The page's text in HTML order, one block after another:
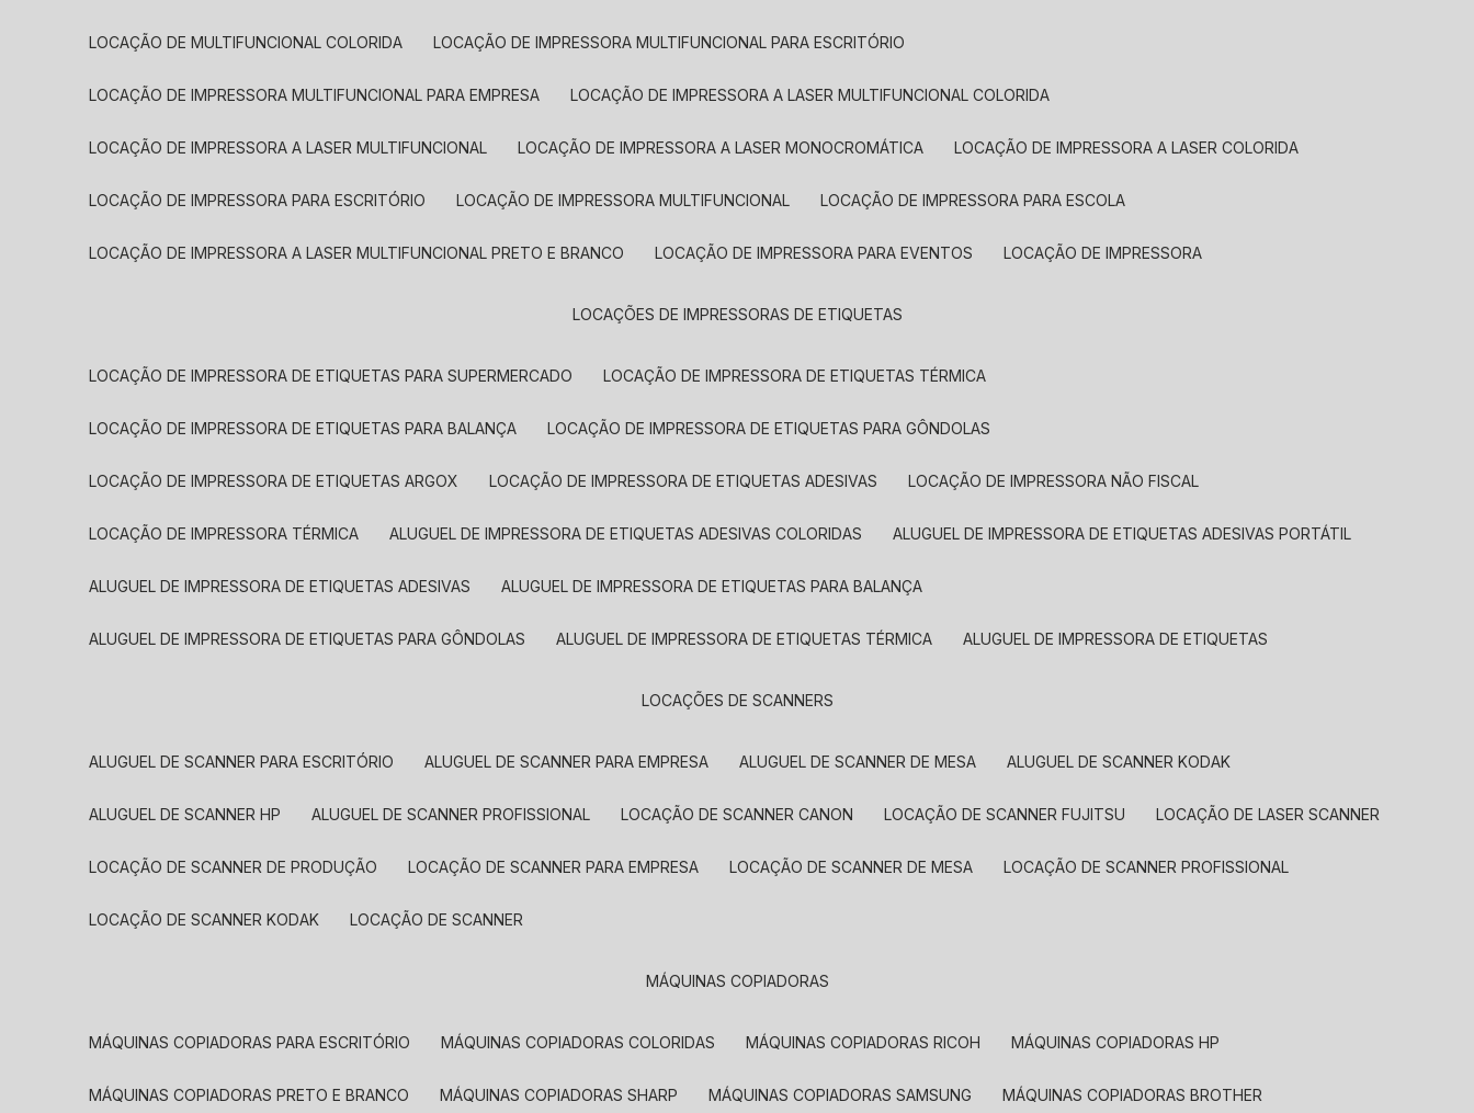
LOCAÇÃO DE MULTIFUNCIONAL COLORIDA LOCAÇÃO DE IMPRESSORA MULTIFUNCIONAL PARA ESCRITÓRIO
LOCAÇÃO DE IMPRESSORA MULTIFUNCIONAL PARA EMPRESA LOCAÇÃO DE IMPRESSORA A LASER MULTIFUNCIONAL COLORIDA
LOCAÇÃO DE IMPRESSORA A LASER MULTIFUNCIONAL LOCAÇÃO DE IMPRESSORA A LASER MONOCROMÁTICA LOCAÇÃO DE IMPRESSORA A LASER COLORIDA
LOCAÇÃO DE IMPRESSORA PARA ESCRITÓRIO LOCAÇÃO DE IMPRESSORA MULTIFUNCIONAL LOCAÇÃO DE IMPRESSORA PARA ESCOLA
LOCAÇÃO DE IMPRESSORA A LASER MULTIFUNCIONAL PRETO E BRANCO LOCAÇÃO DE IMPRESSORA PARA EVENTOS LOCAÇÃO DE IMPRESSORA
LOCAÇÕES DE IMPRESSORAS DE ETIQUETAS
LOCAÇÃO DE IMPRESSORA DE ETIQUETAS PARA SUPERMERCADO LOCAÇÃO DE IMPRESSORA DE ETIQUETAS TÉRMICA
LOCAÇÃO DE IMPRESSORA DE ETIQUETAS PARA BALANÇA LOCAÇÃO DE IMPRESSORA DE ETIQUETAS PARA GÔNDOLAS
LOCAÇÃO DE IMPRESSORA DE ETIQUETAS ARGOX LOCAÇÃO DE IMPRESSORA DE ETIQUETAS ADESIVAS LOCAÇÃO DE IMPRESSORA NÃO FISCAL
LOCAÇÃO DE IMPRESSORA TÉRMICA ALUGUEL DE IMPRESSORA DE ETIQUETAS ADESIVAS COLORIDAS ALUGUEL DE IMPRESSORA DE ETIQUETAS ADESIVAS PORTÁTIL
ALUGUEL DE IMPRESSORA DE ETIQUETAS ADESIVAS ALUGUEL DE IMPRESSORA DE ETIQUETAS PARA BALANÇA
ALUGUEL DE IMPRESSORA DE ETIQUETAS PARA GÔNDOLAS ALUGUEL DE IMPRESSORA DE ETIQUETAS TÉRMICA ALUGUEL DE IMPRESSORA DE ETIQUETAS
LOCAÇÕES DE SCANNERS
ALUGUEL DE SCANNER PARA ESCRITÓRIO ALUGUEL DE SCANNER PARA EMPRESA ALUGUEL DE SCANNER DE MESA ALUGUEL DE SCANNER KODAK
ALUGUEL DE SCANNER HP ALUGUEL DE SCANNER PROFISSIONAL LOCAÇÃO DE SCANNER CANON LOCAÇÃO DE SCANNER FUJITSU LOCAÇÃO DE LASER SCANNER
LOCAÇÃO DE SCANNER DE PRODUÇÃO LOCAÇÃO DE SCANNER PARA EMPRESA LOCAÇÃO DE SCANNER DE MESA LOCAÇÃO DE SCANNER PROFISSIONAL
LOCAÇÃO DE SCANNER KODAK LOCAÇÃO DE SCANNER
MÁQUINAS COPIADORAS
MÁQUINAS COPIADORAS PARA ESCRITÓRIO MÁQUINAS COPIADORAS COLORIDAS MÁQUINAS COPIADORAS RICOH MÁQUINAS COPIADORAS HP
MÁQUINAS COPIADORAS PRETO E BRANCO MÁQUINAS COPIADORAS SHARP MÁQUINAS COPIADORAS SAMSUNG MÁQUINAS COPIADORAS BROTHER